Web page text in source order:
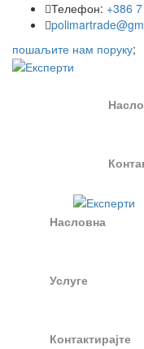
Телефон: +386
пошаљите нам поруку;
Насловна
Услуге
Контактирајте